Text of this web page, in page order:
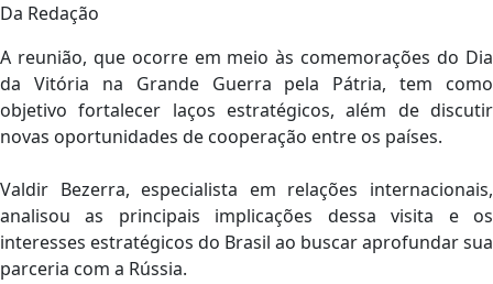
Da Redação
A reunião, que ocorre em meio às comemorações do Dia
da Vitória na Grande Guerra pela Pátria, tem como
objetivo fortalecer laços estratégicos, além de discutir
novas oportunidades de cooperação entre os países.
Valdir Bezerra, especialista em relações internacionais,
analisou as principais implicações dessa visita e os
interesses estratégicos do Brasil ao buscar aprofundar sua
parceria com a Rússia.